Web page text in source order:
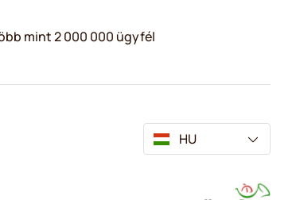
mint 2 000 000 ügyfél
HU